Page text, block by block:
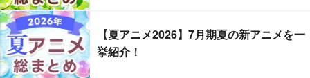
【夏アニメ2026】7月期夏の新アニメを一
挙紹介！